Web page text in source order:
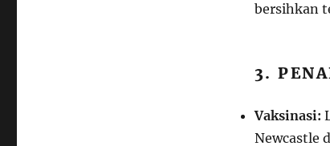
bersihkan
3.
Vaksinasi:
Newcastle